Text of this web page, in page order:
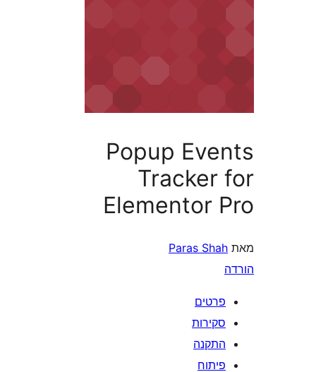
Popup
Elementor